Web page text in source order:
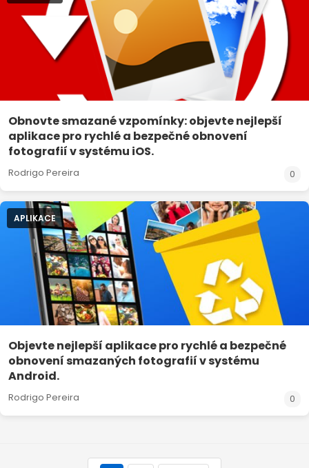
Obnovte smazané vzpomínky: objevte nejlepší
aplikace pro rychlé a bezpečné obnovení
fotografií v systému iOS.
Rodrigo Pereira 0
APLIKACE
Objevte nejlepší aplikace pro rychlé a bezpečné
obnovení smazaných fotografií v systému
Android.
Rodrigo Pereira 0